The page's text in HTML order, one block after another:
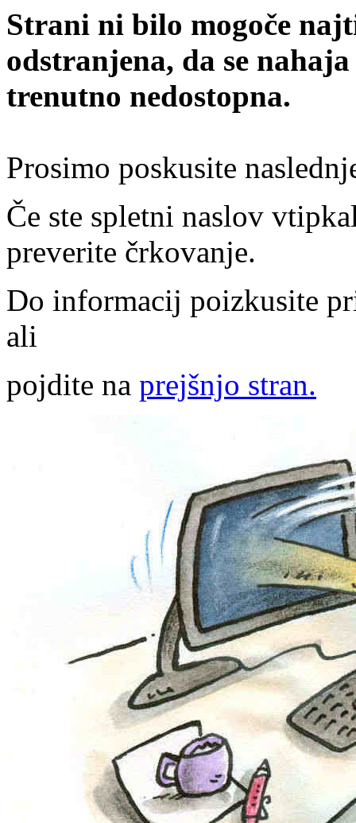
Strani ni bilo mogoče
odstranjena, da se
trenutno nedostopna.
Prosimo poskusite
Če ste spletni naslov
preverite črkovanje.
Do informacij poizkusite
ali
pojdite na prejšnjo stran.